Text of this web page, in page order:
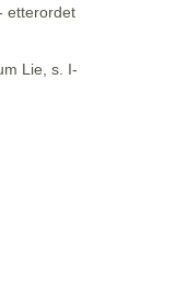
etterordet
Lie, s. I-